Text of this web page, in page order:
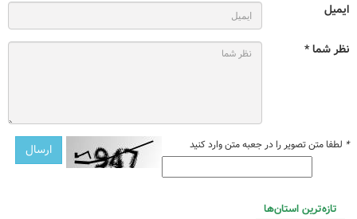
ایمیل
نظر شما *
* لطفا متن تصویر را در جعبه متن وارد کنید
تازه‌ترین استان‌ها